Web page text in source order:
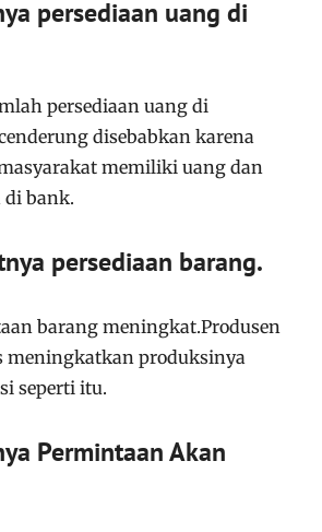
persediaan uang di
persediaan uang di
disebabkan karena
memiliki uang dan
bank.
persediaan barang.
barang meningkat.Produsen
meningkatkan produksinya
seperti itu.
Permintaan Akan